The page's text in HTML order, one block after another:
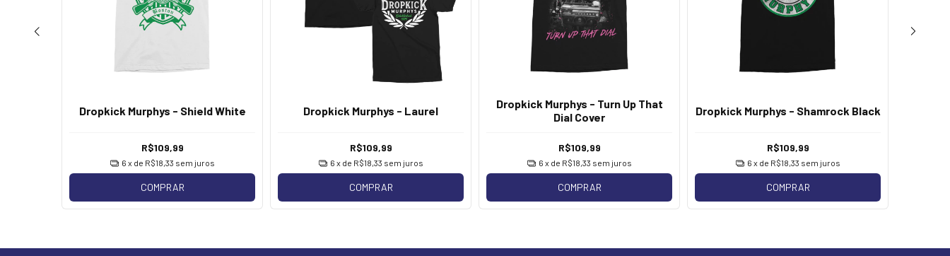
Dropkick Murphys - Shield White
R$109,99
6 x de R$18,33 sem juros
COMPRAR
Dropkick Murphys - Laurel
R$109,99
6 x de R$18,33 sem juros
COMPRAR
Dropkick Murphys - Turn Up That
Dial Cover
R$109,99
6 x de R$18,33 sem juros
COMPRAR
Dropkick Murphys - Shamrock Black
R$109,99
6 x de R$18,33 sem juros
COMPRAR